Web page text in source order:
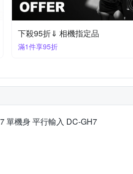
下殺95折⇓ 相機指定品
滿1件享95折
單機身 平行輸入 DC-GH7